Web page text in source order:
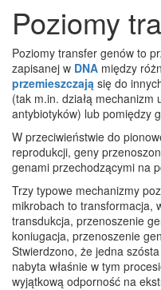
Poziomy
Poziomy transfer genów to
zapisanej w DNA między
przemieszczają się do
(tak m.in. działą mechanizm
antybiotyków) lub pomiędzy
W przeciwieństwie do
reprodukcji, geny
genami przechodzącymi na
Trzy typowe mechanizmy
mikrobach to transformacja,
transdukcja, przenoszenie
koniugacja, przenoszenie
Stwierdzono, że jedna
nabyta właśnie w tym
wyjątkową odporność na